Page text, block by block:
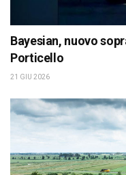
Bayesian, nuovo
Porticello
21 GIU 2026